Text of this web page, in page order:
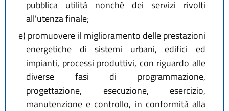
pubblica utilità nonché dei servizi rivolti
all'utenza finale;
e) promuovere il miglioramento delle prestazioni
energetiche di sistemi urbani, edifici ed
impianti, processi produttivi, con riguardo alle
diverse fasi di programmazione,
progettazione, esecuzione, esercizio,
manutenzione e controllo, in conformità alla